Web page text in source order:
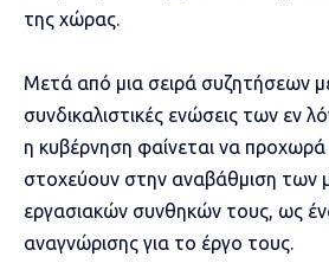
της χώρας.
Μετά από μια σειρά συζητήσεων
συνδικαλιστικές ενώσεις των εν
η κυβέρνηση φαίνεται να προχωρά
στοχεύουν στην αναβάθμιση των
εργασιακών συνθηκών τους, ως
αναγνώρισης για το έργο τους.